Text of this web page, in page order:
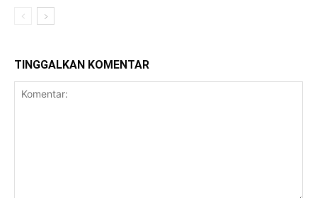
TINGGALKAN KOMENTAR